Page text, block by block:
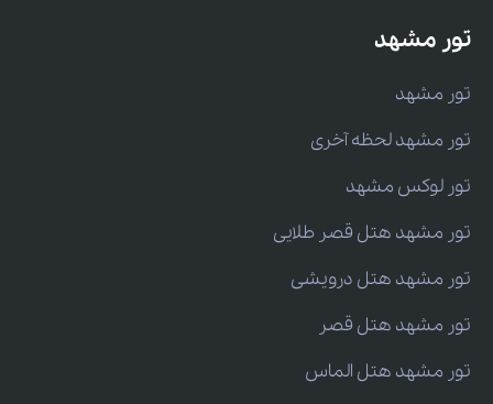
تور مشهد
تور مشهد
تور مشهد لحظه آخری
تور لوکس مشهد
تور مشهد هتل قصر طلایی
تور مشهد هتل درویشی
تور مشهد هتل قصر
تور مشهد هتل الماس